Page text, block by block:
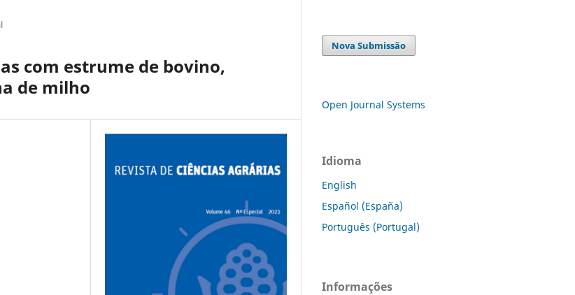
com estrume de bovino,
de milho
Nova Submissão
Open Journal Systems
Idioma
English
Español (España)
Português (Portugal)
Informações